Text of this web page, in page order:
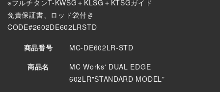
※フルチタンT-KWSG＋KLSG＋KTSGガイド
免責保証書、ロッド袋付き
CODE#2602DE602LRSTD
商品番号
MC-DE602LR-STD
商品名
MC Works' DUAL EDGE
602LR"STANDARD MODEL"